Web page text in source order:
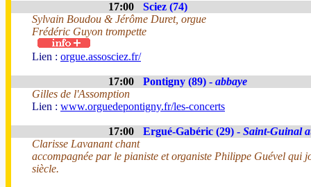
17:00
Sciez (74)
Sylvain Boudou & Jérôme Duret, orgue
Frédéric Guyon trompette
Lien : orgue.assosciez.fr/
17:00 Pontigny (89) - abbaye
Gilles de l'Assomption
Lien : www.orguedepontigny.fr/les-concerts
17:00 Ergué-Gabéric (29) - Saint-Guinal
Clarisse Lavanant chant
accompagnée par le pianiste et organiste Philippe Guével qui
siècle.